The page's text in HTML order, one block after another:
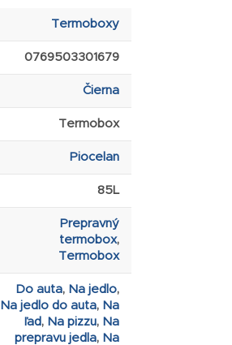
Termoboxy
0769503301679
Čierna
Termobox
Piocelan
85L
Prepravný
termobox,
Termobox
Do auta, Na jedlo,
Na jedlo do auta, Na
ľad , Na pizzu, Na
prepravu jedla, Na